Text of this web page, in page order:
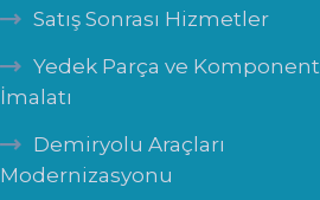
Satış Sonrası Hizmetler
Yedek Parça ve Komponent
İmalatı
Demiryolu Araçları
Modernizasyonu